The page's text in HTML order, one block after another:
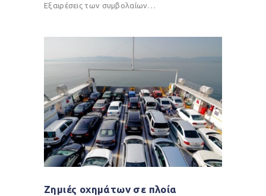
Εξαιρέσεις των συμβολαίων…
Ζημιές οχημάτων σε πλοία